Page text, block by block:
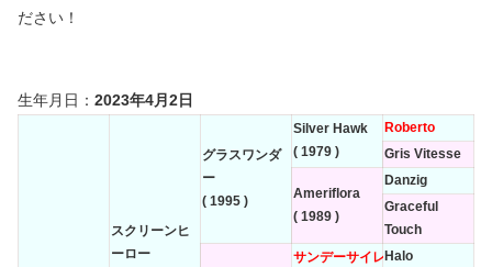
ださい！
生年月日： 2023年4月2日
スクリーンヒ
ーロー
グラスワンダ
ー
( 1995 )
Silver Hawk
( 1979 )
Roberto
Gris Vitesse
Ameriflora
( 1989 )
Danzig
Graceful
Touch
サンデーサイレンス
Halo